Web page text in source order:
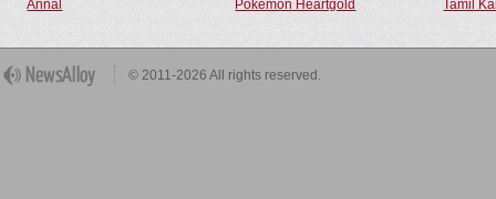
Annal Pokemon Heartgold Tamil
© 2011-2026 All rights reserved.